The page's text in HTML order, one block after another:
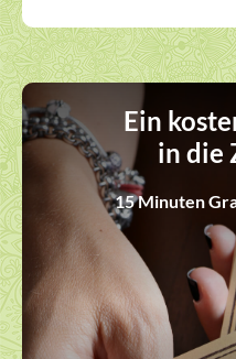
Ein
in die
15 Minuten